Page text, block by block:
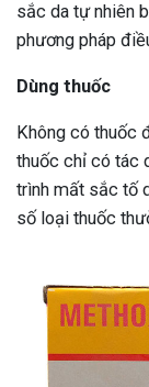
sắc da tự nhiên
phương pháp
Dùng thuốc
Không có thuốc
thuốc chỉ có tác
trình mất sắc tố
số loại thuốc